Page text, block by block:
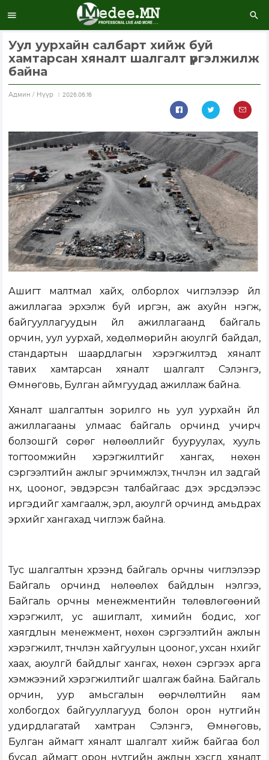
Уул уурхайн салбарт хийж буй
хамтарсан хяналт шалгалт үргэлжилж
байна
Aдмин / Нүүр 2026.06.16
Ашигт малтмал хайх, олборлох чиглэлээр үйл
ажиллагаа эрхэлж буй иргэн, аж ахуйн нэгж,
байгууллагуудын үйл ажиллагаанд байгаль
орчин, уул уурхай, хөдөлмөрийн аюулгүй байдал,
стандартын шаардлагын хэрэгжилтэд хяналт
тавих хамтарсан хяналт шалгалт Сэлэнгэ,
Өмнөговь, Булган аймгуудад ажиллаж байна.
Хяналт шалгалтын зорилго нь уул уурхайн үйл
ажиллагааны улмаас байгаль орчинд учирч
болзошгүй сөрөг нөлөөллийг бууруулах, хууль
тогтоомжийн хэрэгжилтийг хангах, нөхөн
сэргээлтийн ажлыг эрчимжүүлэх, түүнчлэн ил задгай
нүх, цооног, эвдэрсэн талбайгаас үүдэх эрсдэлээс
иргэдийг хамгаалж, эрүүл, аюулгүй орчинд амьдрах
эрхийг хангахад чиглэж байна.
Тус шалгалтын хүрээнд байгаль орчны чиглэлээр
Байгаль орчинд нөлөөлөх байдлын үнэлгээ,
Байгаль орчны менежментийн төлөвлөгөөний
хэрэгжилт, ус ашиглалт, химийн бодис, хог
хаягдлын менежмент, нөхөн сэргээлтийн ажлын
хэрэгжилт, түүнчлэн хайгуулын цооног, ухсан нүхийг
хаах, аюулгүй байдлыг хангах, нөхөн сэргээх арга
хэмжээний хэрэгжилтийг шалгаж байна. Байгаль
орчин, уур амьсгалын өөрчлөлтийн яам
холбогдох байгууллагууд болон орон нутгийн
удирдлагатай хамтран Сэлэнгэ, Өмнөговь,
Булган аймагт хяналт шалгалт хийж байгаа бол
бусад аймагт орон нутгийн ажлын хэсгүүд хяналт